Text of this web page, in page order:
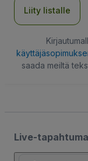
Liity listalle
saada meiltä
Live-